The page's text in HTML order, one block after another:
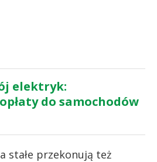
elektryk:
do samochodów
stałe przekonują też